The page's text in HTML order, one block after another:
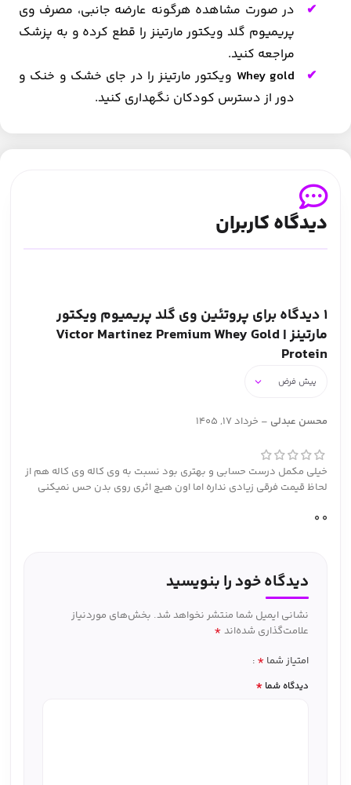
در صورت مشاهده هرگونه عارضه جانبی، مصرف وی
پریمیوم گلد ویکتور مارتینز را قطع کرده و به پزشک
مراجعه کنید.
Whey gold ویکتور مارتینز را در جای خشک و خنک و
دور از دسترس کودکان نگهداری کنید.
دیدگاه کاربران
1 دیدگاه برای
پروتئین وی گلد پریمیوم ویکتور
مارتینز | Victor Martinez Premium Whey Gold
Protein
محسن عبدلی – خرداد 17, 1405
خیلی مکمل درست حسابی و بهتری بود نسبت به وی کاله وی کاله هم از
لحاظ قیمت فرقی زیادی نداره اما اون هیچ اثری روی بدن حس نمیکنی
0
0
دیدگاه خود را بنویسید
نشانی ایمیل شما منتشر نخواهد شد. بخش‌های موردنیاز
علامت‌گذاری شده‌اند *
امتیاز شما *
دیدگاه شما *